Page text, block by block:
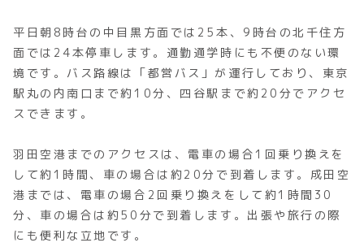
平日朝8時台の中目黒方面では25本、9時台の北千住方
面では24本停車します。通勤通学時にも不便のない環
境です。バス路線は「都営バス」が運行しており、東京
駅丸の内南口まで約10分、四谷駅まで約20分でアクセ
スできます。
羽田空港までのアクセスは、電車の場合1回乗り換えを
して約1時間、車の場合は約20分で到着します。成田空
港までは、電車の場合2回乗り換えをして約1時間30
分、車の場合は約50分で到着します。出張や旅行の際
にも便利な立地です。